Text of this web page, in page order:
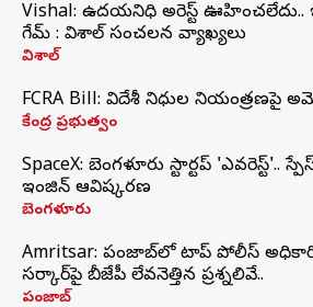
Vishal: ఉదయనిధి అరెస్ట్‌
గేమ్ : విశాల్ సంచలన వ్యాఖ్యలు
విశాల్
FCRA Bill: విదేశీ నిధుల నియంత్రణపై
కేంద్ర ప్రభుత్వం
SpaceX: బెంగళూరు స్టార్టప్‌ 'ఎవరెస్ట్'..
ఇంజిన్‌ ఆవిష్కరణ
బెంగళూరు
Amritsar: పంజాబ్‌లో టాప్ పోలీస్
సర్కార్‌పై బీజేపీ లేవనెత్తిన ప్రశ్నలివే..
పంజాబ్